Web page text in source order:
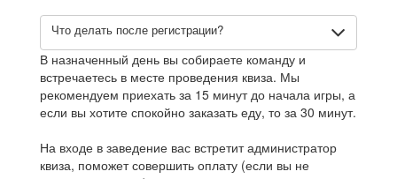
Что делать после регистрации?
В назначенный день вы собираете команду и
встречаетесь в месте проведения квиза. Мы
рекомендуем приехать за 15 минут до начала игры, а
если вы хотите спокойно заказать еду, то за 30 минут.
На входе в заведение вас встретит администратор
квиза, поможет совершить оплату (если вы не